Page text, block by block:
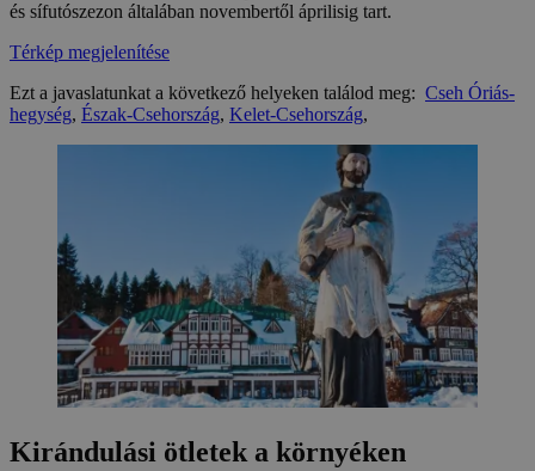
és sífutószezon általában novembertől áprilisig tart.
Térkép megjelenítése
Ezt a javaslatunkat a következő helyeken találod meg: Cseh Óriás-
hegység, Észak-Csehország, Kelet-Csehország,
Kirándulási ötletek a környéken